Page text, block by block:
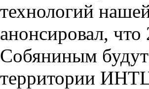
технологий
анонсировал,
Собяниным
территории